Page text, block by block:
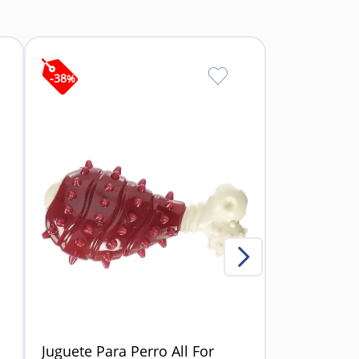
-38%
Juguete Para Perro All For